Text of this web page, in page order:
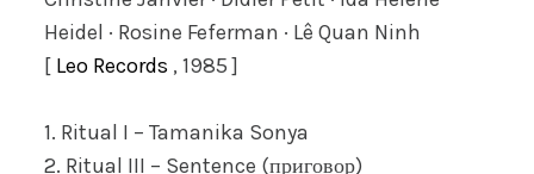
Heidel · Rosine Feferman · Lê Quan Ninh
[ Leo Records , 1985 ]
1. Ritual I – Tamanika Sonya
2. Ritual III – Sentence (приговор)